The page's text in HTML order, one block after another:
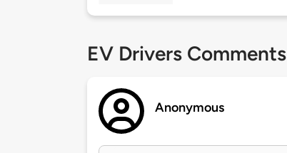
EV Drivers Comments
Anonymous